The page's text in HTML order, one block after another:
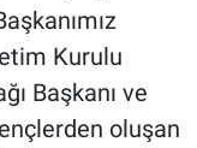
Kurulu
Başkanı ve
oluşan